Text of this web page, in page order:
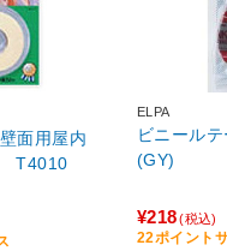
面用屋内
T4010
ELPA
ビニール
(GY)
¥218 (税込)
22ポイント